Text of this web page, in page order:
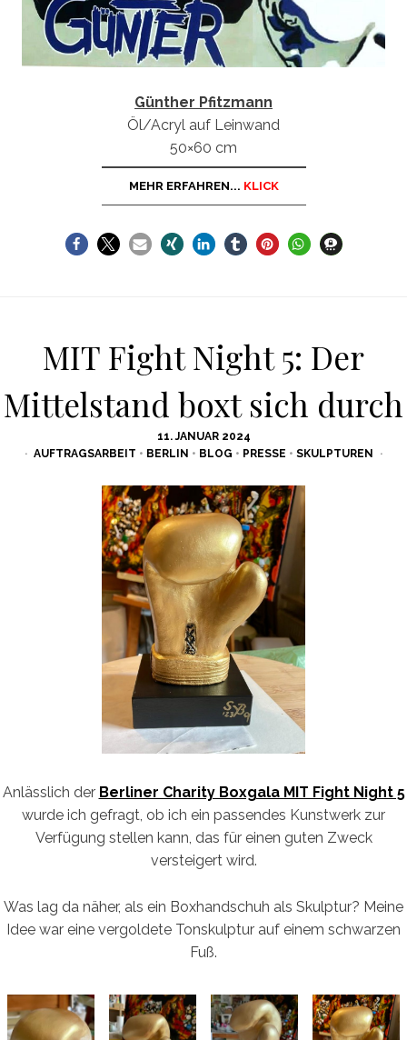
Günther Pfitzmann
Öl/Acryl auf Leinwand
50×60 cm
MEHR ERFAHREN... KLICK
MIT Fight Night 5: Der
Mittelstand boxt sich durch
POSTED
ON
11. JANUAR 2024
AUFTRAGSARBEIT • BERLIN • BLOG • PRESSE • SKULPTUREN
Anlässlich der Berliner Charity Boxgala MIT Fight Night 5
wurde ich gefragt, ob ich ein passendes Kunstwerk zur
Verfügung stellen kann, das für einen guten Zweck
versteigert wird.
Was lag da näher, als ein Boxhandschuh als Skulptur? Meine
Idee war eine vergoldete Tonskulptur auf einem schwarzen
Fuß.